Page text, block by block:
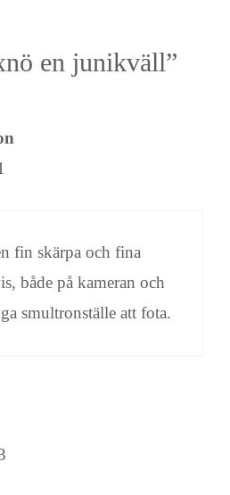
en junikväll”
fin skärpa och fina
både på kameran och
smultronställe att fota.